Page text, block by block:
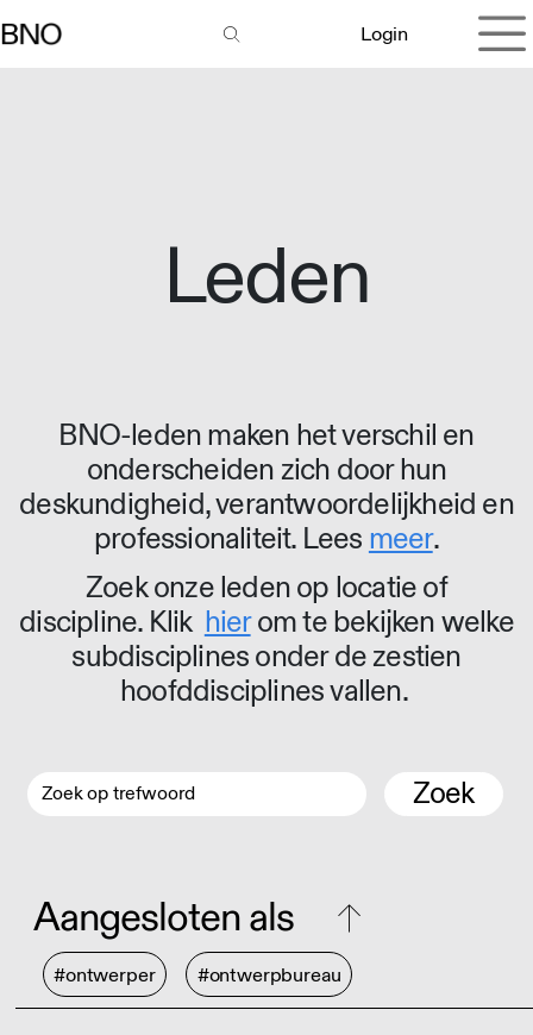
Login
Leden
BNO-leden maken het verschil en
onderscheiden zich door hun
deskundigheid, verantwoordelijkheid en
professionaliteit. Lees meer.
Zoek onze leden op locatie of
discipline. Klik hierom te bekijken welke
subdisciplines onder de zestien
hoofddisciplines vallen.
Zoek
Aangesloten als
#ontwerper #ontwerpbureau